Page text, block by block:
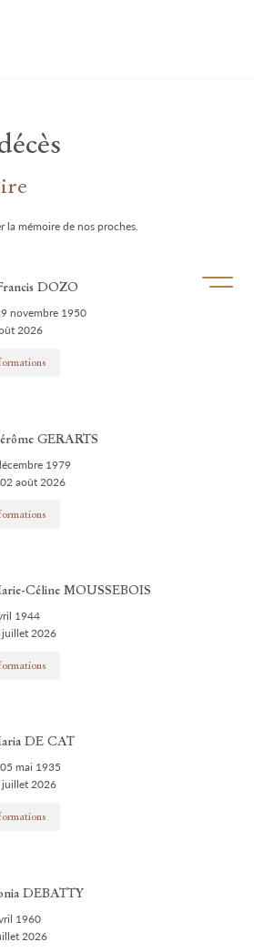
Ouvrir/
la mémoire de nos proches.
DOZO
novembre 1950
2026
GERARTS
1979
août 2026
Céline MOUSSEBOIS
1944
juillet 2026
DE CAT
mai 1935
juillet 2026
DEBATTY
1960
2026